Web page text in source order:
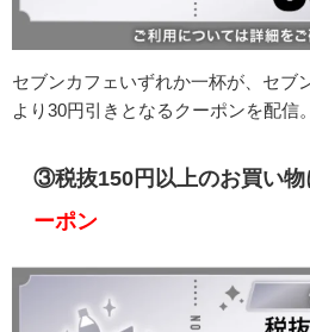
セブンカフェいずれか一杯が、セブ
より30円引きとなるクーポンを配信。
③税抜150円以上のお買い物
ーポン